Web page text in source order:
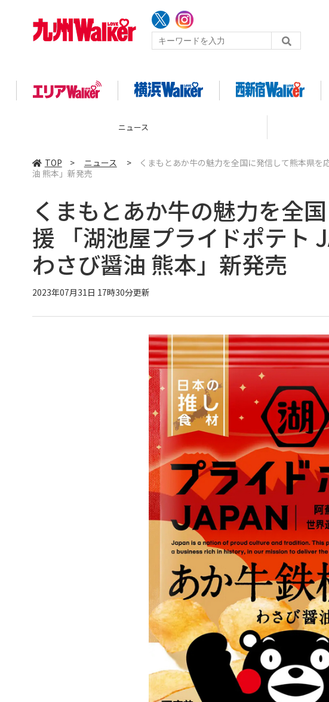
ニュース
TOP > ニュース >
くまもとあか牛の魅力を全国に発信して熊本県を
油 熊本」新発売
くまもとあか牛の魅力を全
援 「湖池屋プライドポテト
わさび醤油 熊本」新発売
2023年07月31日 17時30分更新